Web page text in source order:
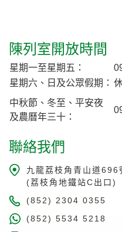
陳列室開放時間
星期一至星期五：
星期六、日及公眾假期：
中秋節、冬至、平安夜
及農曆年三十：
聯絡我們
九龍荔枝角青山道696
(荔枝角地鐵站C出口)
(852) 2304 0355
(852) 5534 5218